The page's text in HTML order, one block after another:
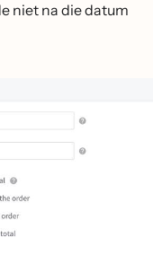
niet na die datum